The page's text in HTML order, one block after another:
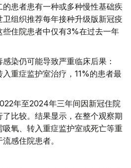
患者患有一种或多种慢性基础疾
组织推荐每年接种升级版新冠疫
住院患者中仅有3%在过去一年
染仍可能导致严重临床后果：
重症监护室治疗，11%的患者最
年至2024年三年间因新冠住院
比较。结果显示，在整个观察期
氧、转入重症监护室或死亡等重
感住院患者。